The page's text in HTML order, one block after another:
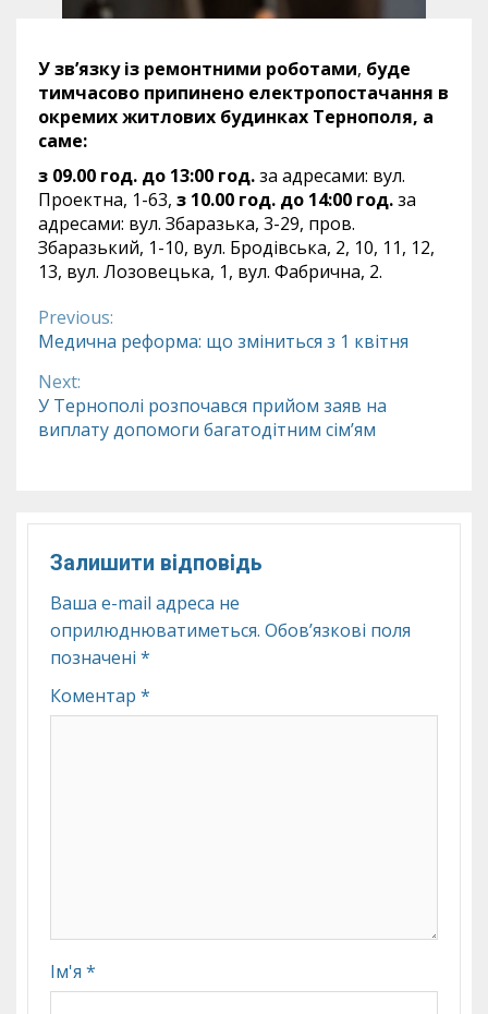
Узв’язку із ремонтними роботами, буде
тимчасово припинено електропостачання в
окремих житлових будинках Тернополя, а
саме:
з 09.00 год. до 13:00 год.за адресами: вул.
Проектна, 1-63, з 10.00 год. до 14:00 год.за
адресами: вул. Збаразька, 3-29, пров.
Збаразький, 1-10, вул. Бродівська, 2, 10, 11, 12,
13, вул. Лозовецька, 1, вул. Фабрична, 2.
Continue
Reading
Previous:
Медична реформа: що зміниться з 1 квітня
Next:
У Тернополі розпочався прийом заяв на
виплату допомоги багатодітним сім’ям
Залишити відповідь
Ваша e-mail адреса не
оприлюднюватиметься. Обов’язкові поля
позначені *
Коментар *
Ім'я *